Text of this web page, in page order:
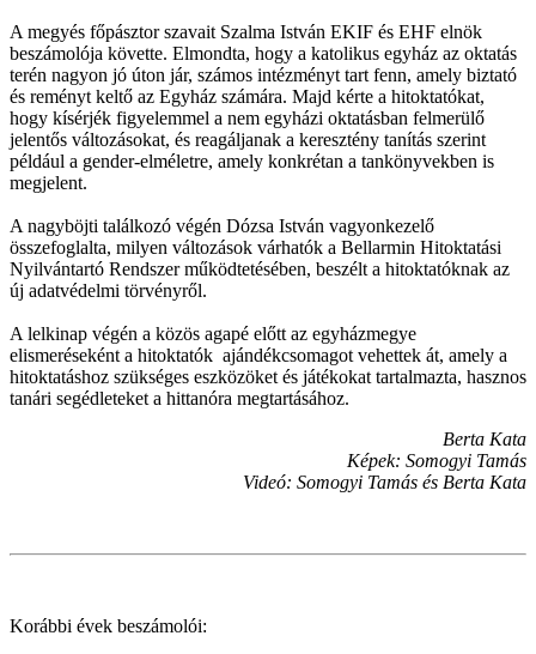
A megyés főpásztor szavait Szalma István EKIF és EHF elnök
beszámolója követte. Elmondta, hogy a katolikus egyház az oktatás
terén nagyon jó úton jár, számos intézményt tart fenn, amely biztató
és reményt keltő az Egyház számára. Majd kérte a hitoktatókat,
hogy kísérjék figyelemmel a nem egyházi oktatásban felmerülő
jelentős változásokat, és reagáljanak a keresztény tanítás szerint
például a gender-elméletre, amely konkrétan a tankönyvekben is
megjelent.
A nagyböjti találkozó végén Dózsa István vagyonkezelő
összefoglalta, milyen változások várhatók a Bellarmin Hitoktatási
Nyilvántartó Rendszer működtetésében, beszélt a hitoktatóknak az
új adatvédelmi törvényről.
A lelkinap végén a közös agapé előtt az egyházmegye
elismeréseként a hitoktatók ajándékcsomagot vehettek át, amely a
hitoktatáshoz szükséges eszközöket és játékokat tartalmazta, hasznos
tanári segédleteket a hittanóra megtartásához.
Berta Kata
Képek: Somogyi Tamás
Videó: Somogyi Tamás és Berta Kata
Korábbi évek beszámolói: